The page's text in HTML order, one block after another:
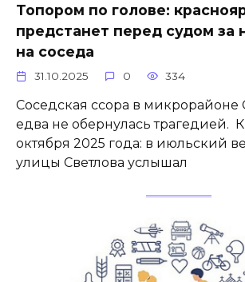
Топором по голове:
предстанет перед судом за
на соседа
31.10.2025 0 334
Соседская ссора в микрорайоне
едва не обернулась трагедией.
октября 2025 года: в июльский
улицы Светлова услышал